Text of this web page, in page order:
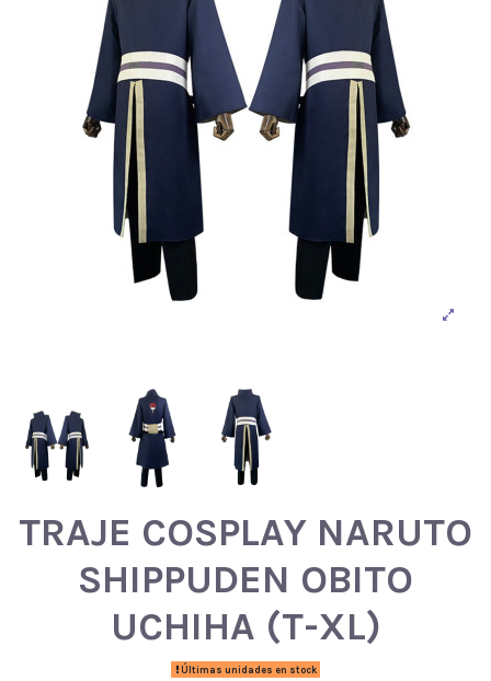
TRAJE COSPLAY NARUTO
SHIPPUDEN OBITO
UCHIHA (T-XL)
Últimas unidades en stock